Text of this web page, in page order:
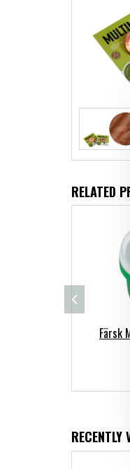
RELATED
Färsk
RECENTLY